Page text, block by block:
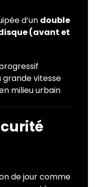
d’un double
(avant et
grande vitesse
milieu urbain
de jour comme